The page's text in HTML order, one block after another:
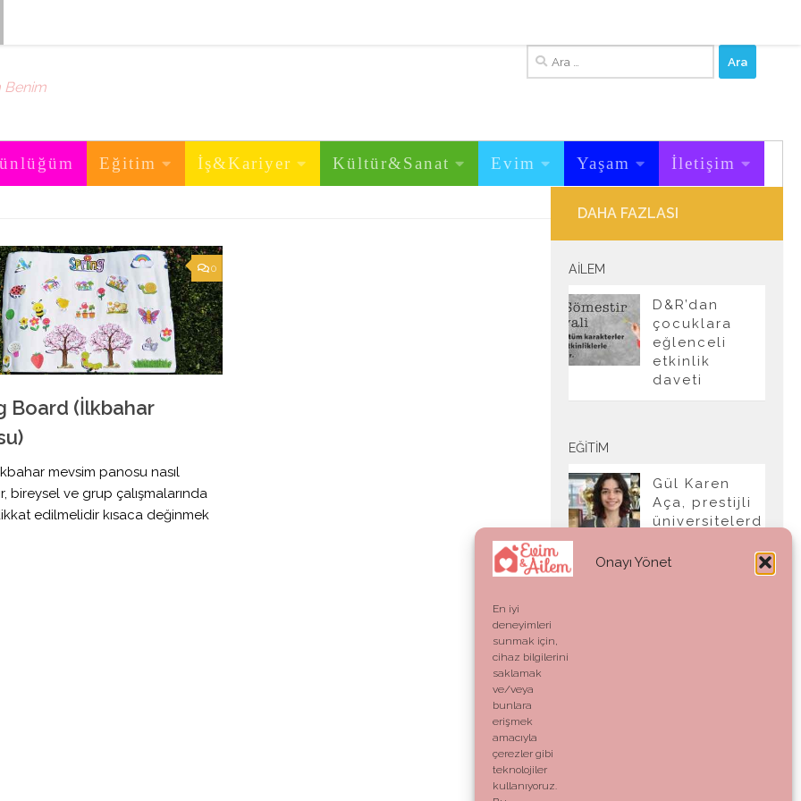
Onayı Yönet
En iyi
deneyimleri
sunmak için,
cihaz bilgilerini
saklamak
ve/veya
bunlara
erişmek
amacıyla
çerezler gibi
teknolojiler
kullanıyoruz.
Benim
Arama:
Eğitim İş&Kariyer Kültür&Sanat Evim Yaşam İletişim
0
Board (İlkbahar
mevsim panosu nasıl
bireysel ve grup çalışmalarında
edilmelidir kısaca değinmek
DAHA FAZLASI
AILEM
D&R’dan
çocuklara
eğlenceli
etkinlik
daveti
EĞITIM
Gül Karen
Aça, prestijli
üniversitelerd
kabul aldı